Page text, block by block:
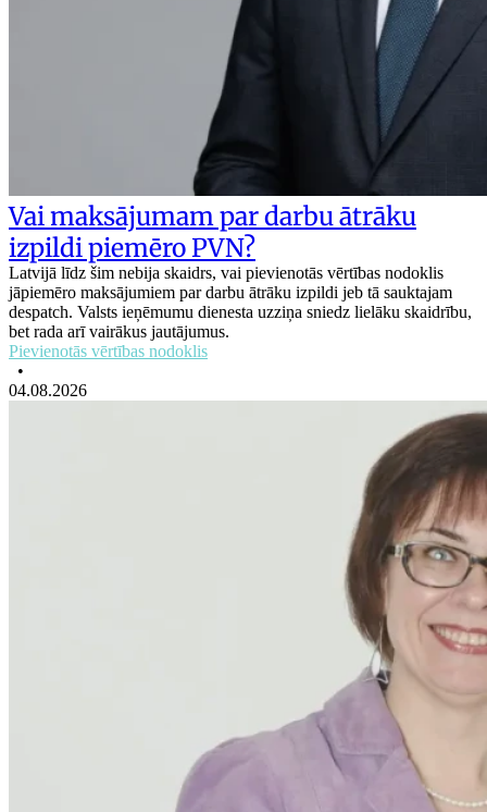
Vai maksājumam par darbu ātrāku
izpildi piemēro PVN?
Latvijā līdz šim nebija skaidrs, vai pievienotās vērtības nodoklis
jāpiemēro maksājumiem par darbu ātrāku izpildi jeb tā sauktajam
despatch. Valsts ieņēmumu dienesta uzziņa sniedz lielāku skaidrību,
bet rada arī vairākus jautājumus.
Pievienotās vērtības nodoklis
•
04.08.2026